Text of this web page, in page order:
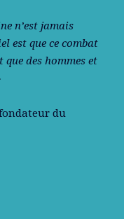
n’est jamais
est que ce combat
des hommes et
du